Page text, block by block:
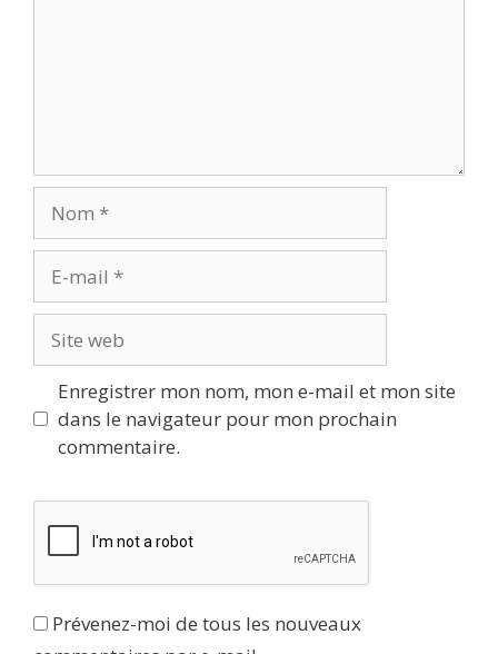
mail
web
Enregistrer mon nom, mon e-mail et mon site
dans le navigateur pour mon prochain
commentaire.
Prévenez-moi de tous les nouveaux